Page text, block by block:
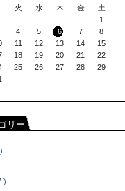
火 水 木 金
土
1
4 5 6 7
8
11 12 13 14
15
18 19 20 21
22
25 26 27 28
29
リー
)